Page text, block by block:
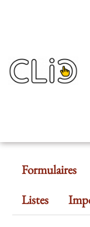
Aller au
Formulaires
Listes